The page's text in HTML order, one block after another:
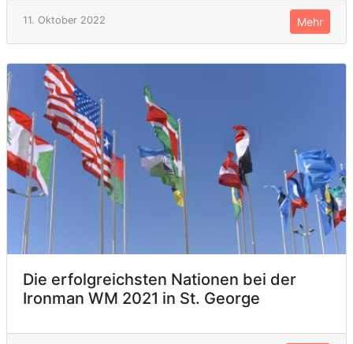
11. Oktober 2022 Mehr
Die erfolgreichsten Nationen bei der
Ironman WM 2021 in St. George